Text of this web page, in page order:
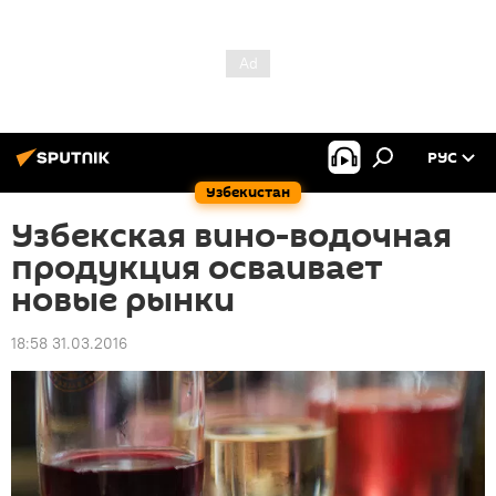
Узбекистан
РУС
Узбекская вино-водочная
продукция осваивает
новые рынки
18:58 31.03.2016